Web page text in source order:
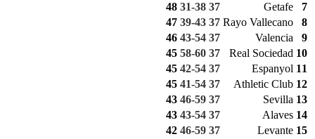
7
Getafe
37
31-38
48
8
Rayo Vallecano
37
39-43
47
9
Valencia
37
43-54
46
10
Real Sociedad
37
58-60
45
11
Espanyol
37
42-54
45
12
Athletic Club
37
41-54
45
13
Sevilla
37
46-59
43
14
Alaves
37
43-54
43
15
Levante
37
46-59
42